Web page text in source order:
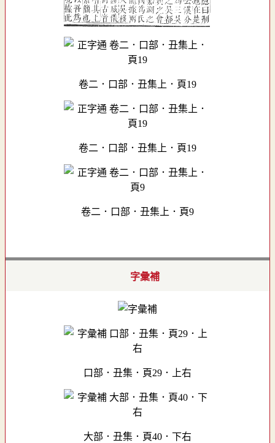
卷二．口部．丑集上．頁19
卷二．口部．丑集上．頁19
卷二．口部．丑集上．頁9
字彙補
口部．丑集．頁29．上右
大部．丑集．頁40．下右